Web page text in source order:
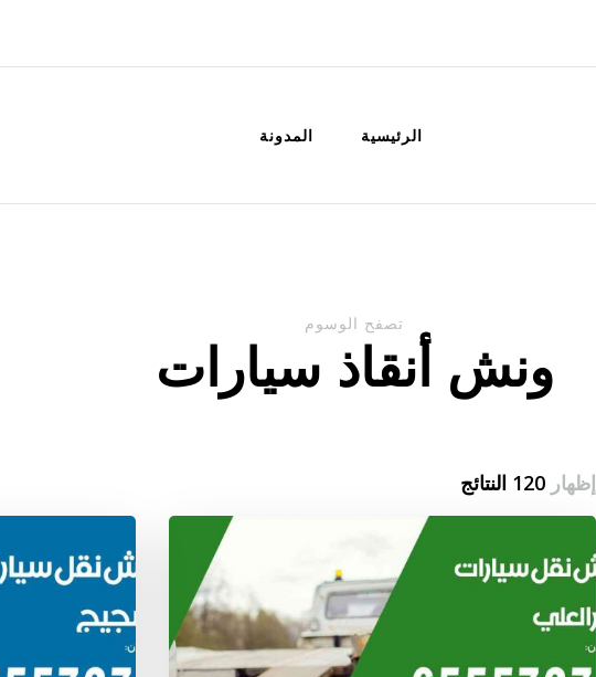
الرئيسية المدونة
تصفح الوسوم
ونش أنقاذ سيارات
إظهار 120 النتائج